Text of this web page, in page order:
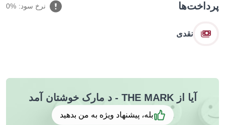
پرداخت‌ها نرخ سود: 0%
نقدی
آیا از THE MARK - د مارک خوشتان آمد
بله، پیشنهاد ویژه به من بدهید